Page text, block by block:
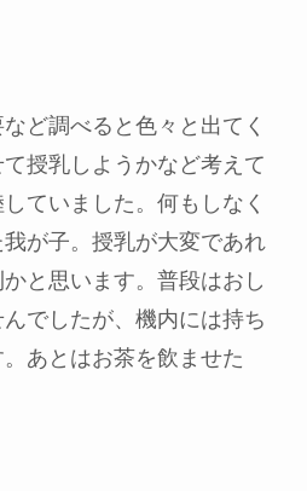
ど調べると色々と出てく
授乳しようかなど考えて
ていました。何もしなく
が子。授乳が大変であれ
と思います。普段はおし
でしたが、機内には持ち
あとはお茶を飲ませた